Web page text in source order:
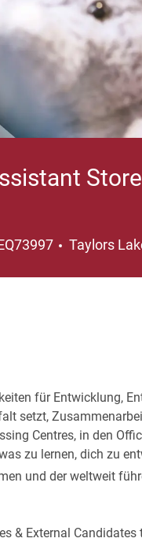
Ort
Taylors
für Entwicklung,
setzt,
Centres, in den
zu lernen, dich zu
und der weltweit
& External